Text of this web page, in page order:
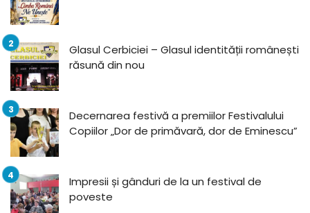
Glasul Cerbiciei – Glasul identității românești
răsună din nou
Decernarea festivă a premiilor Festivalului
Copiilor „Dor de primăvară, dor de Eminescu”
Impresii și gânduri de la un festival de
poveste